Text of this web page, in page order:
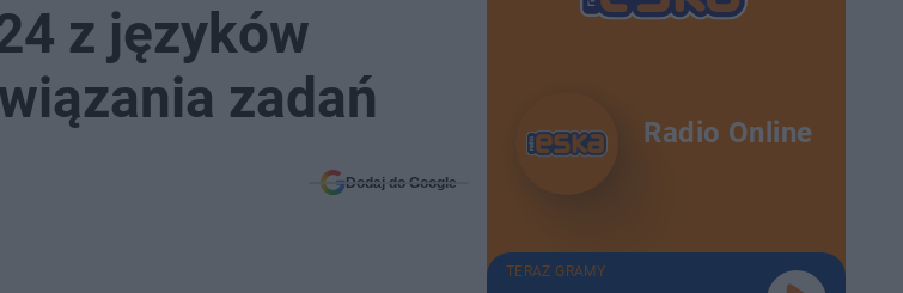
z języków
zadań
Dodaj do Google
Radio Online
TERAZ GRAMY